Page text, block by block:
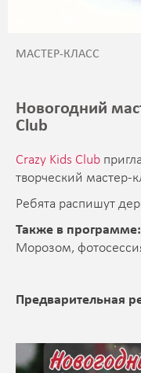
МАСТЕР-КЛАСС
Новогодний
Club
Crazy Kids Club
творческий мастер-
Ребята распишут
Также в программе:
Морозом,
Предварительная